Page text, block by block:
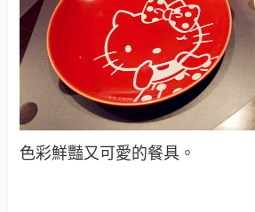
色彩鮮豔又可愛的餐具。